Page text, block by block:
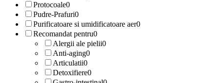
Protocoale0
Pudre-Prafuri0
Purificatoare si umidificatoare aer0
Recomandat pentru0
Alergii ale pielii0
Anti-aging0
Articulatii0
Detoxifiere0